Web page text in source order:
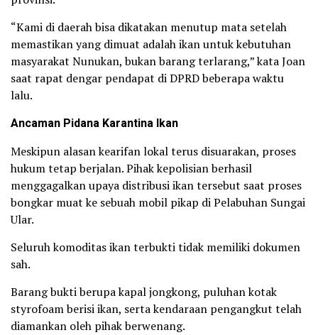
“Kami di daerah bisa dikatakan menutup mata setelah
memastikan yang dimuat adalah ikan untuk kebutuhan
masyarakat Nunukan, bukan barang terlarang,” kata Joan
saat rapat dengar pendapat di DPRD beberapa waktu
lalu.
Ancaman Pidana Karantina Ikan
Meskipun alasan kearifan lokal terus disuarakan, proses
hukum tetap berjalan. Pihak kepolisian berhasil
menggagalkan upaya distribusi ikan tersebut saat proses
bongkar muat ke sebuah mobil pikap di Pelabuhan Sungai
Ular.
Seluruh komoditas ikan terbukti tidak memiliki dokumen
sah.
Barang bukti berupa kapal jongkong, puluhan kotak
styrofoam berisi ikan, serta kendaraan pengangkut telah
diamankan oleh pihak berwenang.